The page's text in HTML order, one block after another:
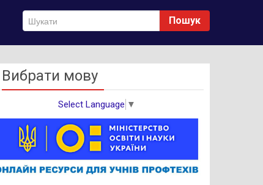
Пошук
Вибрати мову
Select Language ▼